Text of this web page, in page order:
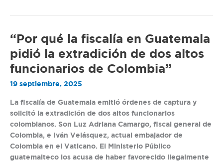
“Por qué la fiscalía en Guatemala
pidió la extradición de dos altos
funcionarios de Colombia”
19 septiembre, 2025
La fiscalía de Guatemala emitió órdenes de captura y
solicitó la extradición de dos altos funcionarios
colombianos. Son Luz Adriana Camargo, fiscal general de
Colombia, e Iván Velásquez, actual embajador de
Colombia en el Vaticano. El Ministerio Público
guatemalteco los acusa de haber favorecido ilegalmente
“Por
qué
la
fiscalía
en
pidió
la
extradición
de
dos
altos